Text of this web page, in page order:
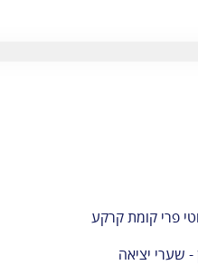
פרי קומת קרקע
- שערי יציאה